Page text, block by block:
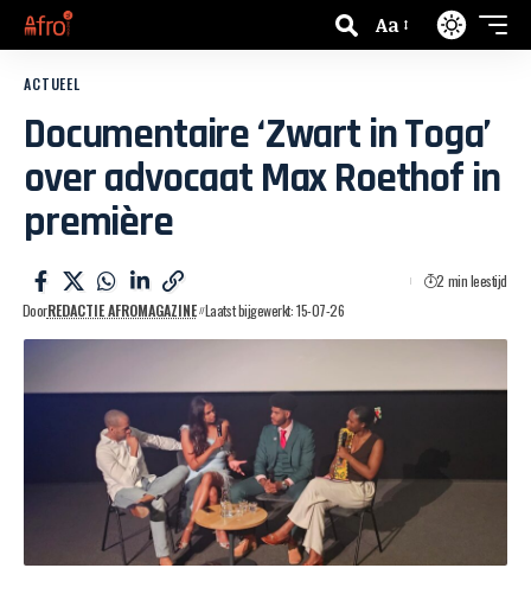
Aa
ACTUEEL
Documentaire ‘Zwart in Toga’
over advocaat Max Roethof in
première
DoorREDACTIE AFROMAGAZINE Laatst bijgewerkt: 15-07-26
2 min leestijd